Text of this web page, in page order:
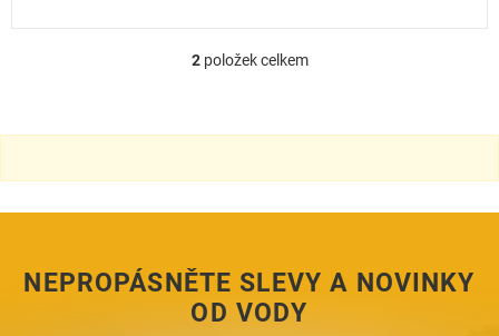
O
á
a
í
v
k
y
2položek celkem
NEPROPÁSNĚTE SLEVY A NOVINKY
OD VODY